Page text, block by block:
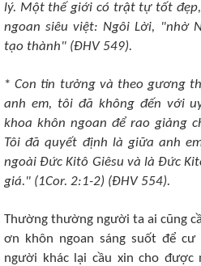
lý. Một thế giới có trật tự tốt
ngoan siêu việt: Ngôi Lời, "nhờ
tạo thành" (ÐHV 549).
*Con tin tưởng và theo gương
anh em, tôi đã không đến với
khoa khôn ngoan để rao giảng
Tôi đã quyết định là giữa anh
ngoài Ðức Kitô Giêsu và là Ðức
giá." (1Cor. 2:1-2) (ÐHV 554).
Thường thường người ta ai cũng
ơn khôn ngoan sáng suốt để
người khác lại cầu xin cho được